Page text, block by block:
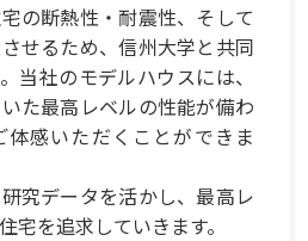
の断熱性・耐震性、そして
せるため、信州大学と共同
当社のモデルハウスには、
た最高レベルの性能が備わ
体感いただくことができま
究データを活かし、最高レ
宅を追求していきます。